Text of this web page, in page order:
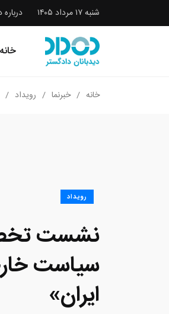
شنبه ۱۷ مرداد ۱۴۰۵ درباره
خانه
خانه خبرنما رویداد
رویداد
نشست
سیاست
ایران»